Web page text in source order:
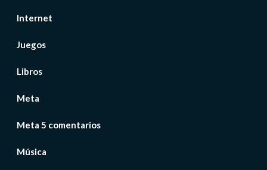
Internet
Juegos
Libros
Meta
Meta 5 comentarios
Música